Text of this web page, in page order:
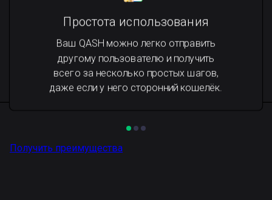
Простота использования
Ваш QASH можно легко отправить
другому пользователю и получить
всего за несколько простых шагов,
даже если у него сторонний кошелёк.
Получить преимущества